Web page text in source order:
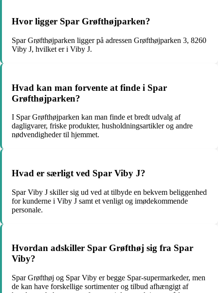
Hvor ligger Spar Grøfthøjparken?
Spar Grøfthøjparken ligger på adressen Grøfthøjparken 3, 8260
Viby J, hvilket er i Viby J.
Hvad kan man forvente at finde i Spar
Grøfthøjparken?
I Spar Grøfthøjparken kan man finde et bredt udvalg af
dagligvarer, friske produkter, husholdningsartikler og andre
nødvendigheder til hjemmet.
Hvad er særligt ved Spar Viby J?
Spar Viby J skiller sig ud ved at tilbyde en bekvem beliggenhed
for kunderne i Viby J samt et venligt og imødekommende
personale.
Hvordan adskiller Spar Grøfthøj sig fra Spar
Viby?
Spar Grøfthøj og Spar Viby er begge Spar-supermarkeder, men
de kan have forskellige sortimenter og tilbud afhængigt af